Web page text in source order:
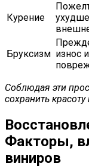
Курение
Бруксизм износ и
Соблюдая эти
сохранить
Факторы,
виниров